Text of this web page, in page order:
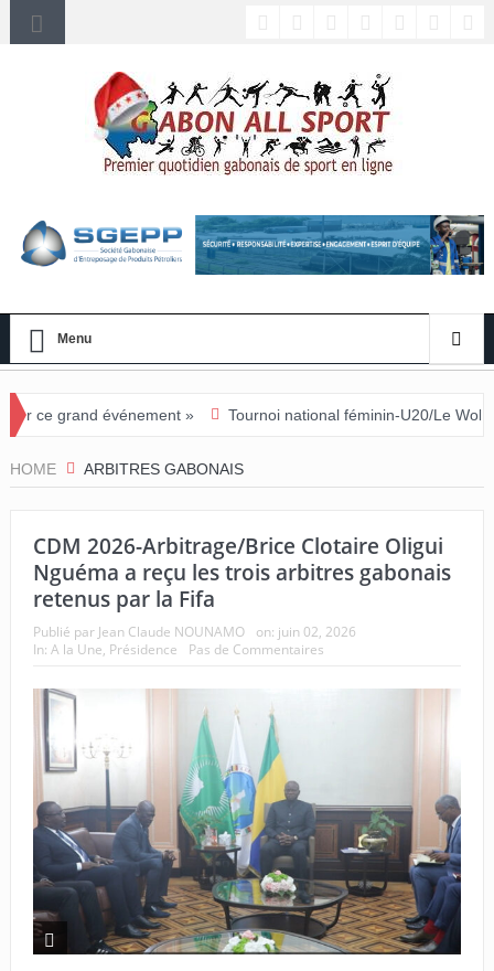
Menu
» Tournoi national féminin-U20/Le Woleu-Ntem rejoint
HOME ARBITRES GABONAIS
CDM 2026-Arbitrage/Brice Clotaire Oligui
Nguéma a reçu les trois arbitres gabonais
retenus par la Fifa
Publié par Jean Claude NOUNAMO on: juin 02, 2026
In: A la Une, Présidence Pas de Commentaires